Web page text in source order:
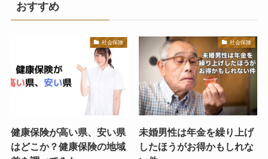
おすすめ
社会保険
健康保険が高い県、安い県
はどこか？健康保険の地域
社会保険
未婚男性は年金を繰り上げ
したほうがお得かもしれな